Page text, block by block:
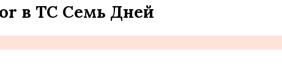
в ТС Семь Дней